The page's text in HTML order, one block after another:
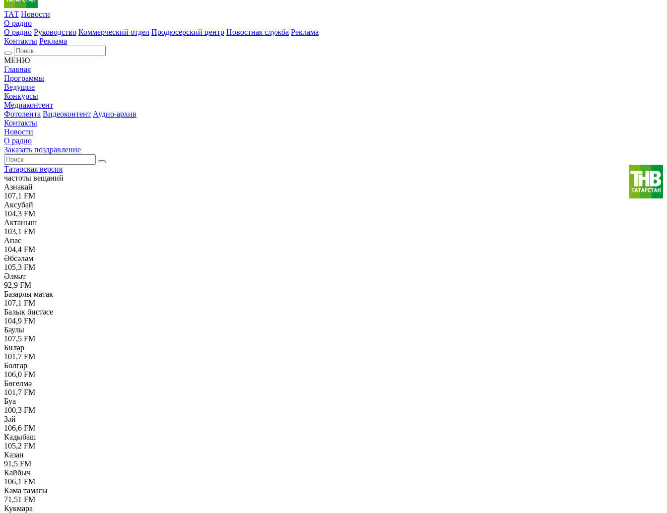
ТАТ Новости
О радио
О радио Руководство Коммерческий отдел Продюсерский центр Новостная служба Реклама
Контакты Реклама
МЕНЮ
Главная
Программы
Ведущие
Конкурсы
Медиаконтент
Фотолента Видеоконтент Аудио-архив
Контакты
Новости
О радио
Заказать поздравление
Татарская версия
частоты вещаний
Азнакай
107,1 FM
Аксубай
104,3 FM
Актаныш
103,1 FM
Апас
104,4 FM
Әбсәләм
105,3 FM
Әлмәт
92,9 FM
Базарлы матак
107,1 FM
Балык бистәсе
104,9 FM
Баулы
107,5 FM
Биләр
101,7 FM
Болгар
106,0 FM
Бөгелмә
101,7 FM
Буа
100,3 FM
Зәй
106,6 FM
Кадыбаш
105,2 FM
Казан
91,5 FM
Кайбыч
106,1 FM
Кама тамагы
71,51 FM
Кукмара